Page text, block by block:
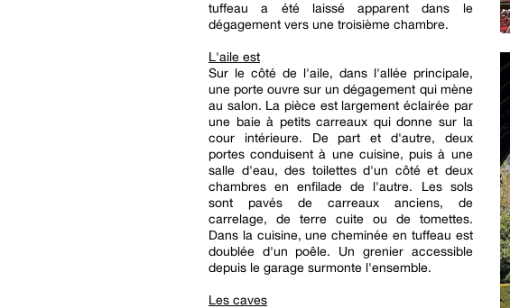
tuffeau a été laissé apparent dans le
dégagement vers une troisième chambre.
L'aile est
Sur le côté de l'aile, dans l'allée principale,
une porte ouvre sur un dégagement qui mène
au salon. La pièce est largement éclairée par
une baie à petits carreaux qui donne sur la
cour intérieure. De part et d'autre, deux
portes conduisent à une cuisine, puis à une
salle d'eau, des toilettes d'un côté et deux
chambres en enfilade de l'autre. Les sols
sont pavés de carreaux anciens, de
carrelage, de terre cuite ou de tomettes.
Dans la cuisine, une cheminée en tuffeau est
doublée d'un poêle. Un grenier accessible
depuis le garage surmonte l'ensemble.
Les caves